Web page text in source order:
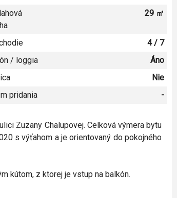
29㎡
4 / 7
/ loggia
Áno
Nie
pridania
-
Zuzany Chalupovej. Celková výmera bytu
s výťahom a je orientovaný do pokojného
kútom, z ktorej je vstup na balkón.